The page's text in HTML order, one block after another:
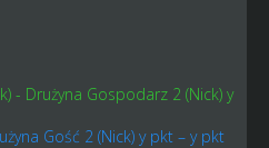
- Drużyna Gospodarz 2 (Nick) y
Gość 2 (Nick) y pkt – y pkt